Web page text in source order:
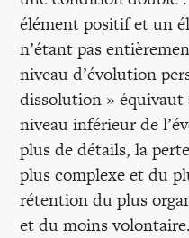
élément positif et un
n’étant pas
niveau d’évolution
dissolution »
niveau inférieur de
plus de détails, la
plus complexe et du
rétention du plus
et du moins